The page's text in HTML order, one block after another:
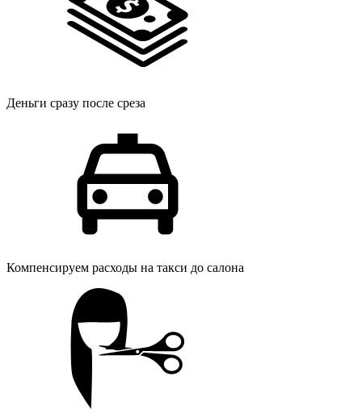
Деньги сразу после среза
Компенсируем расходы на такси до салона